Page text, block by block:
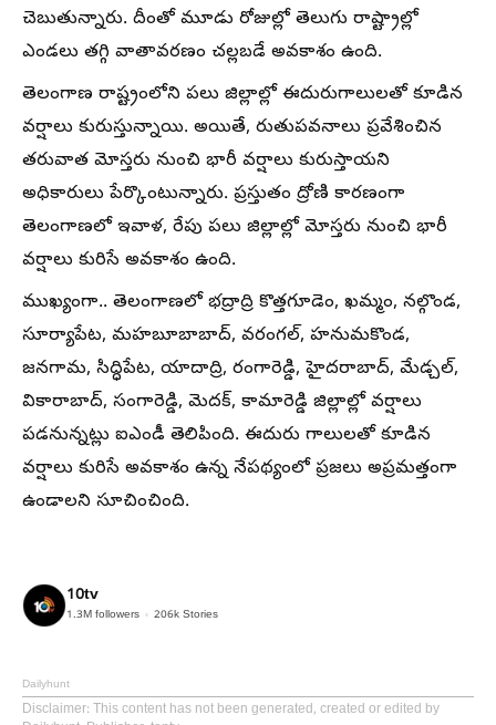
చెబుతున్నారు. దీంతో మూడు రోజుల్లో తెలుగు రాష్ట్రాల్లో
ఎండలు తగ్గి వాతావరణం చల్లబడే అవకాశం ఉంది.
తెలంగాణ రాష్ట్రంలోని పలు జిల్లాల్లో ఈదురుగాలులతో కూడిన
వర్షాలు కురుస్తున్నాయి. అయితే, రుతుపవనాలు ప్రవేశించిన
తరువాత మోస్తరు నుంచి భారీ వర్షాలు కురుస్తాయని
అధికారులు పేర్కొంటున్నారు. ప్రస్తుతం ద్రోణి కారణంగా
తెలంగాణలో ఇవాళ, రేపు పలు జిల్లాల్లో మోస్తరు నుంచి భారీ
వర్షాలు కురిసే అవకాశం ఉంది.
ముఖ్యంగా.. తెలంగాణలో భద్రాద్రి కొత్తగూడెం, ఖమ్మం, నల్గొండ,
సూర్యాపేట, మహబూబాబాద్, వరంగల్, హనుమకొండ,
జనగామ, సిద్ధిపేట, యాదాద్రి, రంగారెడ్డి, హైదరాబాద్, మేడ్చల్,
వికారాబాద్, సంగారెడ్డి, మెదక్, కామారెడ్డి జిల్లాల్లో వర్షాలు
పడనున్నట్లు ఐఎండీ తెలిపింది. ఈదురు గాలులతో కూడిన
వర్షాలు కురిసే అవకాశం ఉన్న నేపథ్యంలో ప్రజలు అప్రమత్తంగా
ఉండాలని సూచించింది.
10tv
1.3M followers 206k Stories
Dailyhunt
Disclaimer: This content has not been generated, created or edited by